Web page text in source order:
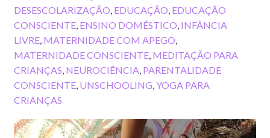
DESESCOLARIZAÇÃO EDUCAÇÃO EDUCAÇÃO
CONSCIENTE, ENSINO DOMÉSTICO INFÂNCIA
LIVRE, MATERNIDADE COM APEGO
MATERNIDADE CONSCIENTE, MEDITAÇÃO PARA
CRIANÇAS NEUROCIÊNCIA PARENTALIDADE
CONSCIENTE, UNSCHOOLING YOGA PARA
CRIANÇAS